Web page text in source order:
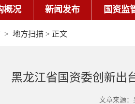
概况 新闻发布 国资监
> 地方扫描 > 正文
黑龙江省国资委创新出
文章来源